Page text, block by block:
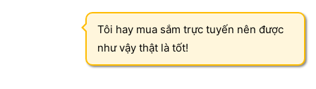
Tôi hay mua sắm trực tuyến nên được
như vậy thật là tốt!